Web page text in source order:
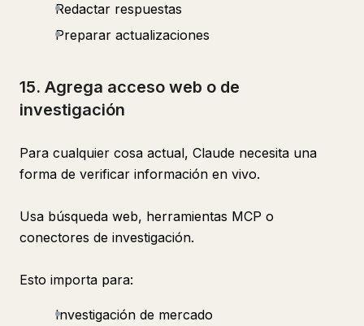
Redactar respuestas
Preparar actualizaciones
15. Agrega acceso web o de
investigación
Para cualquier cosa actual, Claude necesita una
forma de verificar información en vivo.
Usa búsqueda web, herramientas MCP o
conectores de investigación.
Esto importa para:
Investigación de mercado